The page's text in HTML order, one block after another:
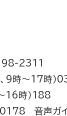
2311
、9時～17時
16時）188
音声ガ